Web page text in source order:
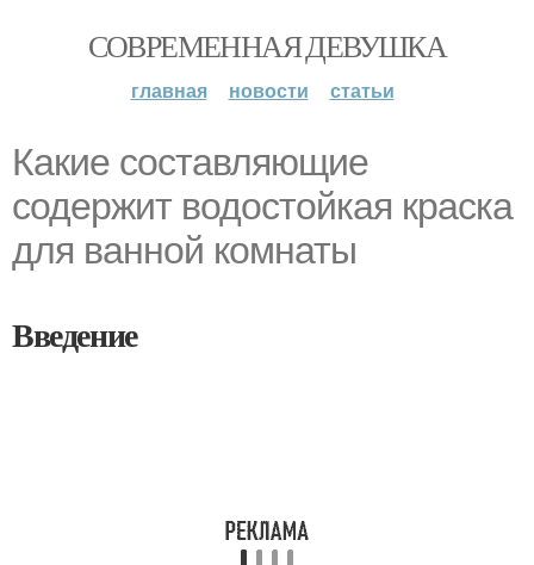
СОВРЕМЕННАЯ ДЕВУШКА
главная новости статьи
Какие составляющие
содержит водостойкая краска
для ванной комнаты
Введение